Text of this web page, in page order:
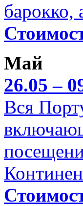
барокко,
Май
26.05 –
Вся